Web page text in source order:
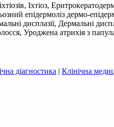
Іхтіоз,
епідермоліз дермо-
дисплазії, Дермальні
Уроджена атрихія з
діагностика | Клінічна